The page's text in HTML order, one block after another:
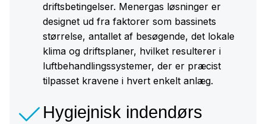
driftsbetingelser. Menergas løsninger er
designet ud fra faktorer som bassinets
størrelse, antallet af besøgende, det lokale
klima og driftsplaner, hvilket resulterer i
luftbehandlingssystemer, der er præcist
tilpasset kravene i hvert enkelt anlæg.
Hygiejnisk indendørs